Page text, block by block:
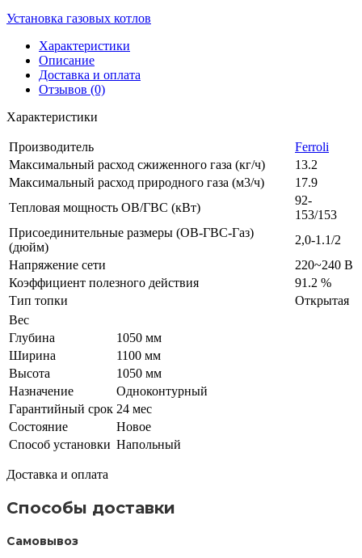
Установка газовых котлов
Характеристики
Описание
Доставка и оплата
Отзывов (0)
Характеристики
Производитель
Ferroli
Максимальный расход сжиженного газа (кг/ч)
13.2
Максимальный расход природного газа (м3/ч)
17.9
Тепловая мощность ОВ/ГВС (кВт)
92-
153/153
Присоединительные размеры (ОВ-ГВС-Газ)
(дюйм)
2,0-1.1/2
Напряжение сети
220~240 В
Коэффициент полезного действия
91.2 %
Тип топки
Открытая
Вес
Глубина
1050 мм
Ширина
1100 мм
Высота
1050 мм
Назначение
Одноконтурный
Гарантийный срок 24 мес
Состояние
Новое
Способ установки Напольный
Доставка и оплата
Способы доставки
Самовывоз